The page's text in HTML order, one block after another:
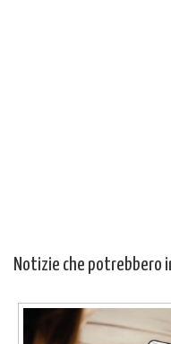
Notizie che potrebbero